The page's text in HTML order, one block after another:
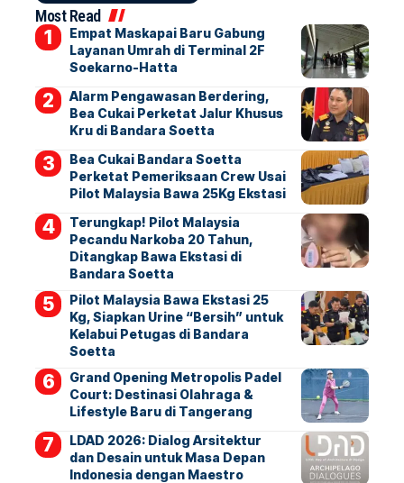
Most Read
Empat Maskapai Baru Gabung
Layanan Umrah di Terminal 2F
Soekarno-Hatta
Alarm Pengawasan Berdering,
Bea Cukai Perketat Jalur Khusus
Kru di Bandara Soetta
Bea Cukai Bandara Soetta
Perketat Pemeriksaan Crew Usai
Pilot Malaysia Bawa 25Kg Ekstasi
Terungkap! Pilot Malaysia
Pecandu Narkoba 20 Tahun,
Ditangkap Bawa Ekstasi di
Bandara Soetta
Pilot Malaysia Bawa Ekstasi 25
Kg, Siapkan Urine “Bersih” untuk
Kelabui Petugas di Bandara
Soetta
Grand Opening Metropolis Padel
Court: Destinasi Olahraga &
Lifestyle Baru di Tangerang
LDAD 2026: Dialog Arsitektur
dan Desain untuk Masa Depan
Indonesia dengan Maestro